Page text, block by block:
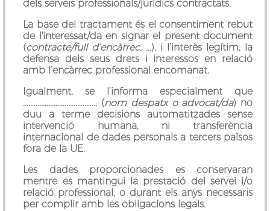
dels serveis professionals/jurídics contractats.
La base del tractament és el consentiment rebut
de l'interessat/da en signar el present document
(contracte/full d’encàrrec, ...), i l’interès legítim, la
defensa dels seus drets i interessos en relació
amb l’encàrrec professional encomanat.
Igualment, se l’informa especialment que
......................................... (nom despatx o advocat/da) no
duu a terme decisions automatitzades sense
intervenció humana, ni transferència
internacional de dades personals a tercers països
fora de la UE.
Les dades proporcionades es conservaran
mentre es mantingui la prestació del servei i/o
relació professional, o durant els anys necessaris
per complir amb les obligacions legals.